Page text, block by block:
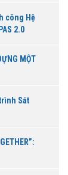
công Hệ
2.0
MỘT
Sát